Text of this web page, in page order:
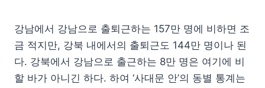
강남에서 강남으로 출퇴근하는 157만 명에 비하면 조
금 적지만, 강북 내에서의 출퇴근도 144만 명이나 된
다. 강북에서 강남으로 출근하는 8만 명은 여기에 비
할 바가 아니긴 하다. 하여 ‘사대문 안’의 동별 통계는